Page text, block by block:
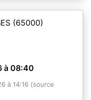
(65000)
à 08:40
à 14:16 (source